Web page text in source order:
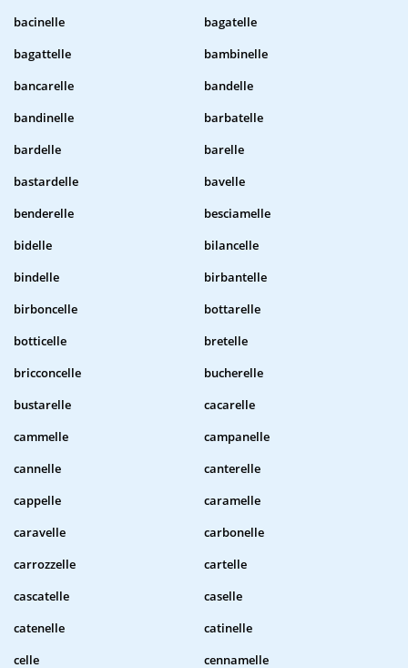
bacinelle
bagatelle
bagattelle
bambinelle
bancarelle
bandelle
bandinelle
barbatelle
bardelle
barelle
bastardelle
bavelle
benderelle
besciamelle
bidelle
bilancelle
bindelle
birbantelle
birboncelle
bottarelle
botticelle
bretelle
bricconcelle
bucherelle
bustarelle
cacarelle
cammelle
campanelle
cannelle
canterelle
cappelle
caramelle
caravelle
carbonelle
carrozzelle
cartelle
cascatelle
caselle
catenelle
catinelle
celle
cennamelle